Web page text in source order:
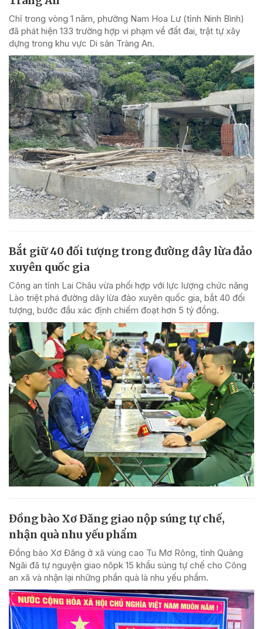
Chỉ trong vòng 1 năm, phường Nam Hoa Lư (tỉnh Ninh Bình)
đã phát hiện 133 trường hợp vi phạm về đất đai, trật tự xây
dựng trong khu vực Di sản Tràng An.
Bắt giữ 40 đối tượng trong đường dây lừa đảo
xuyên quốc gia
Công an tỉnh Lai Châu vừa phối hợp với lực lượng chức năng
Lào triệt phá đường dây lừa đảo xuyên quốc gia, bắt 40 đối
tượng, bước đầu xác định chiếm đoạt hơn 5 tỷ đồng.
Đồng bào Xơ Đăng giao nộp súng tự chế,
nhận quà nhu yếu phẩm
Đồng bào Xơ Đăng ở xã vùng cao Tu Mơ Rông, tỉnh Quảng
Ngãi đã tự nguyện giao nôpk 15 khẩu súng tự chế cho Công
an xã và nhận lại những phần quà là nhu yếu phẩm.